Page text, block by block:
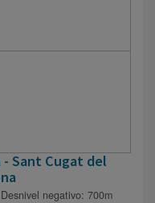
Sant Cugat del
negativo: 700m